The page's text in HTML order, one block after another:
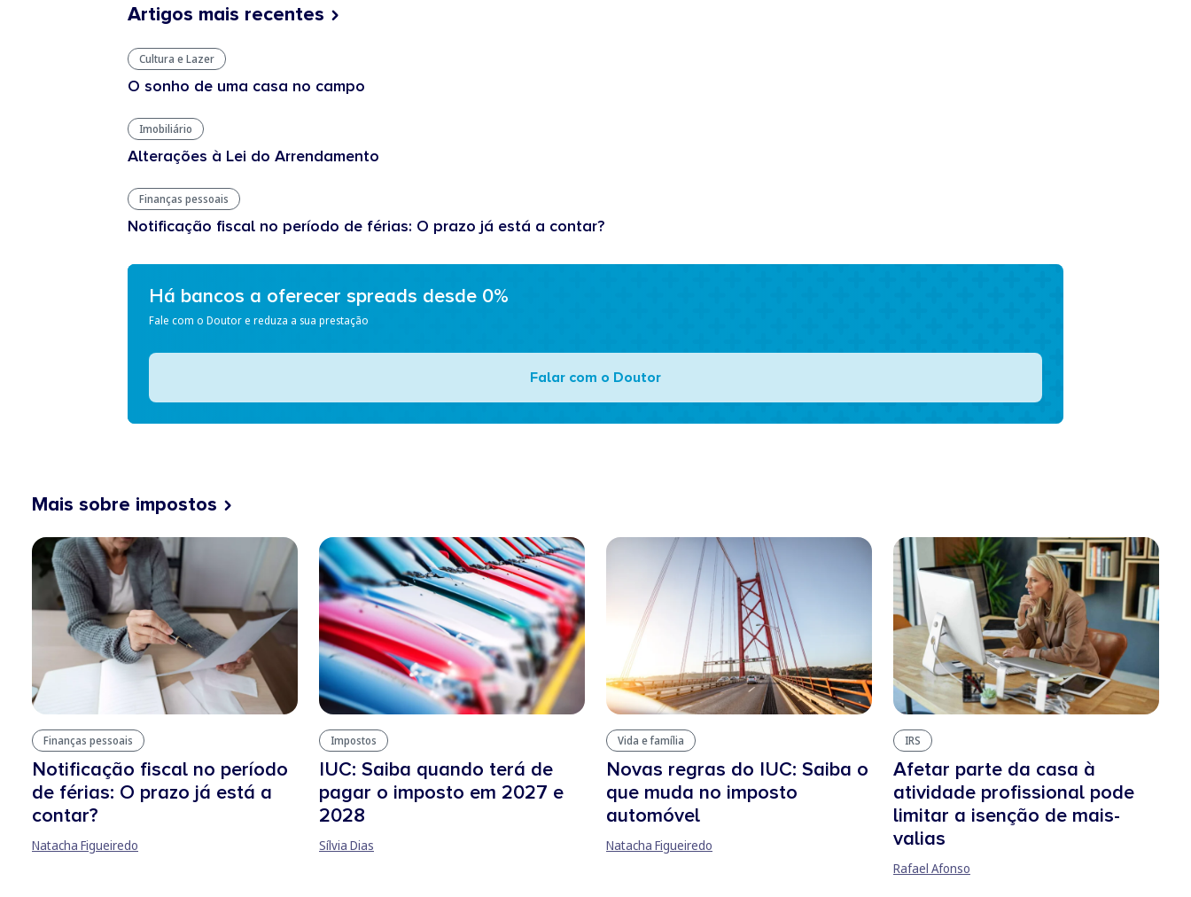
Artigos mais recentes
Cultura e Lazer
O sonho de uma casa no campo
Imobiliário
Alterações à Lei do Arrendamento
Finanças pessoais
Notificação fiscal no período de férias: O prazo já está a contar?
Há bancos a oferecer spreads desde 0%
Fale com o Doutor e reduza a sua prestação
Falar com o Doutor
Mais sobre impostos
Finanças pessoais
Notificação fiscal no período
de férias: O prazo já está a
contar?
Natacha Figueiredo
Impostos
IUC: Saiba quando terá de
pagar o imposto em 2027 e
2028
Sílvia Dias
Vida e família
Novas regras do IUC: Saiba o
que muda no imposto
automóvel
Natacha Figueiredo
IRS
Afetar parte da casa à
atividade profissional pode
limitar a isenção de mais-
valias
Rafael Afonso